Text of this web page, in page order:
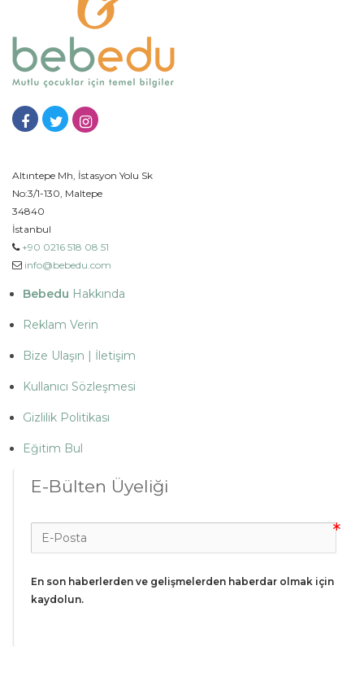
Altıntepe Mh, İstasyon Yolu Sk
No:3/1-130, Maltepe
34840
İstanbul
+90 0216 518 08 51
info@bebedu.com
Bebedu Hakkında
Reklam Verin
Bize Ulaşın | İletişim
Kullanıcı Sözleşmesi
Gizlilik Politikası
Eğitim Bul
E-Bülten Üyeliği
En son haberlerden ve gelişmelerden haberdar olmak için
kaydolun.